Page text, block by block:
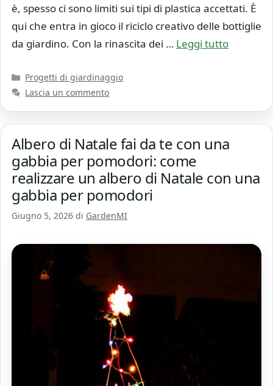
è, spesso ci sono limiti sui tipi di plastica accettati. È
qui che entra in gioco il riciclo creativo delle bottiglie
da giardino. Con la rinascita dei … Leggi tutto
Categorie
Progetti di giardinaggio
Lascia un commento
Albero di Natale fai da te con una
gabbia per pomodori: come
realizzare un albero di Natale con una
gabbia per pomodori
Giugno 5, 2026 di GardenMI